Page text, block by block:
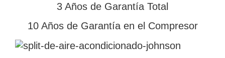
3 Años de Garantía Total
10 Años de Garantía en el Compresor